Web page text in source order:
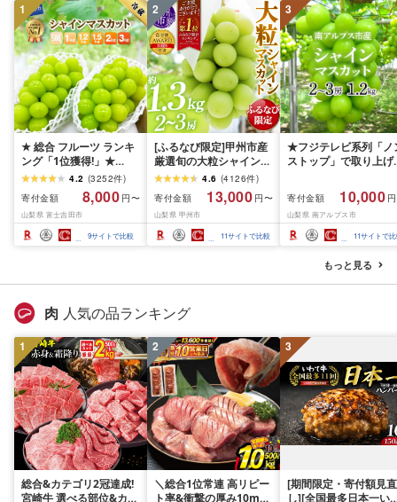
1
★ 総合 フルーツ ランキ
ング「1位獲得!」★
2026年発送 シャインマ
スカット 選べる容量
500g 1kg 1.5kg 2kg
3kg ふるさと納税 フル
ーツ ぶどう 果物 送料無
料 山梨県産 2026 旬 大
2026年発送 ]
4.2 (3252件)
寄付金額
8,000 円〜
山梨県 富士吉田市
9サイトで比較
2
[ふるなび限定]甲州市産
厳選旬の大粒シャインマ
スカット 約1.3kg 2〜3
房[2026年発送]
(MG)B12-472 FN-
Limited-VO シャインマ
スカット フルーツ
4.6 (4126件)
寄付金額
13,000 円〜
山梨県 甲州市
11サイトで比較
3
★フジテレビ系列「ノ
ストップ」で取り上げ
先行予約]南アルプス市
産シャインマスカット
1.2kg以上(2〜3房)ふ
さと納税 おすすめ 山
県 南アルプス市 送料
寄付金額 10,000
山梨県 南アルプス市
11サイトで
もっと見る
肉 人気の品ランキング
1
総合&カテゴリ2冠達成!
宮崎牛 選べる部位&カッ
2
＼総合1位常連 高リピー
ト率&衝撃の厚み10mm
3
[期間限定・寄付額見直
し][全国最多日本一い